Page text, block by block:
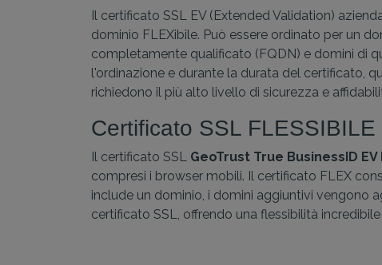
Il certificato SSL EV (Extended Validation)
dominio FLEXibile. Può essere ordinato per un
completamente qualificato (FQDN) e domini di
l'ordinazione e durante la durata del certificato,
richiedono il più alto livello di sicurezza e
Certificato SSL FLESSIBILE
Il certificato SSL GeoTrust True BusinessID EV
compresi i browser mobili. Il certificato FLEX
include un dominio, i domini aggiuntivi vengono
certificato SSL, offrendo una flessibilità